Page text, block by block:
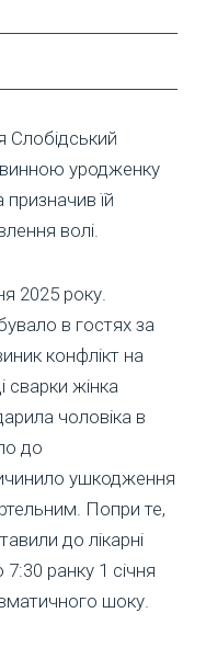
Слобідський
уродженку
призначив їй
волі.
2025 року.
в гостях за
конфлікт на
сварки жінка
чоловіка в
до
ушкодження
Попри те,
до лікарні
ранку 1 січня
шоку.